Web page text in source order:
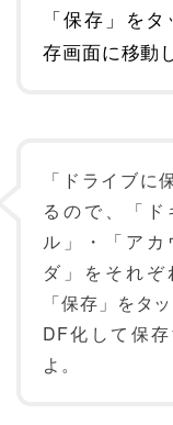
「保存」を
存画面に移動
「ドライブに
るので、「ド
ル」・「ア
ダ」をそれ
「保存」をタ
DF化して保
よ。